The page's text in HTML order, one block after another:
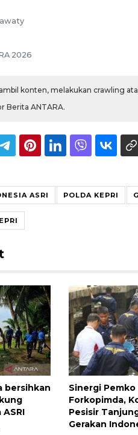
2026
konten, melakukan crawling
Berita ANTARA.
ASRI POLDA KEPRI
bersihkan
Sinergi Pemko
Forkopimda,
Pesisir
Gerakan